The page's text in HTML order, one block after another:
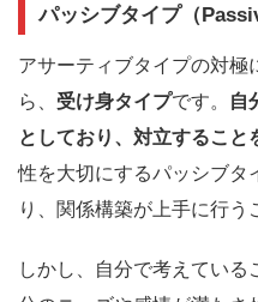
パッシブタイプ（
アサーティブタイプの対極
ら、 受け身タイプです。 自
としており、対立すること
性を大切にするパッシブタ
り、関係構築が上手に行う
しかし、自分で考えてい